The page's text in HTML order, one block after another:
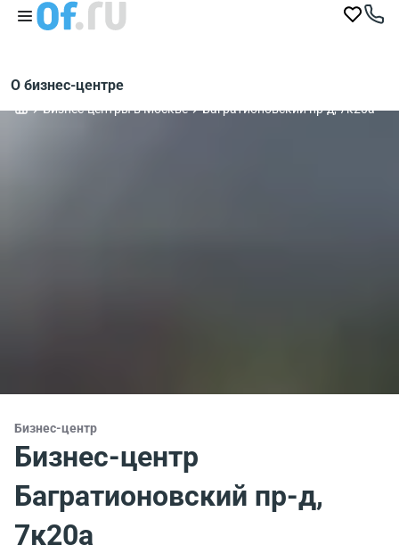
О бизнес-центре
Бизнес-центры в Москве Багратионовский пр-д, 7к20а
Бизнес-центр
Бизнес-центр
Багратионовский пр-д,
7к20а